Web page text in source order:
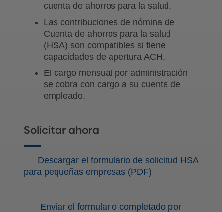
cuenta de ahorros para la salud.
Las contribuciones de nómina de
Cuenta de ahorros para la salud
(HSA) son compatibles si tiene
capacidades de apertura ACH.
El cargo mensual por administración
se cobra con cargo a su cuenta de
empleado.
Solicitar ahora
Descargar el formulario de solicitud HSA
para pequeñas empresas (PDF)
Enviar el formulario completado por